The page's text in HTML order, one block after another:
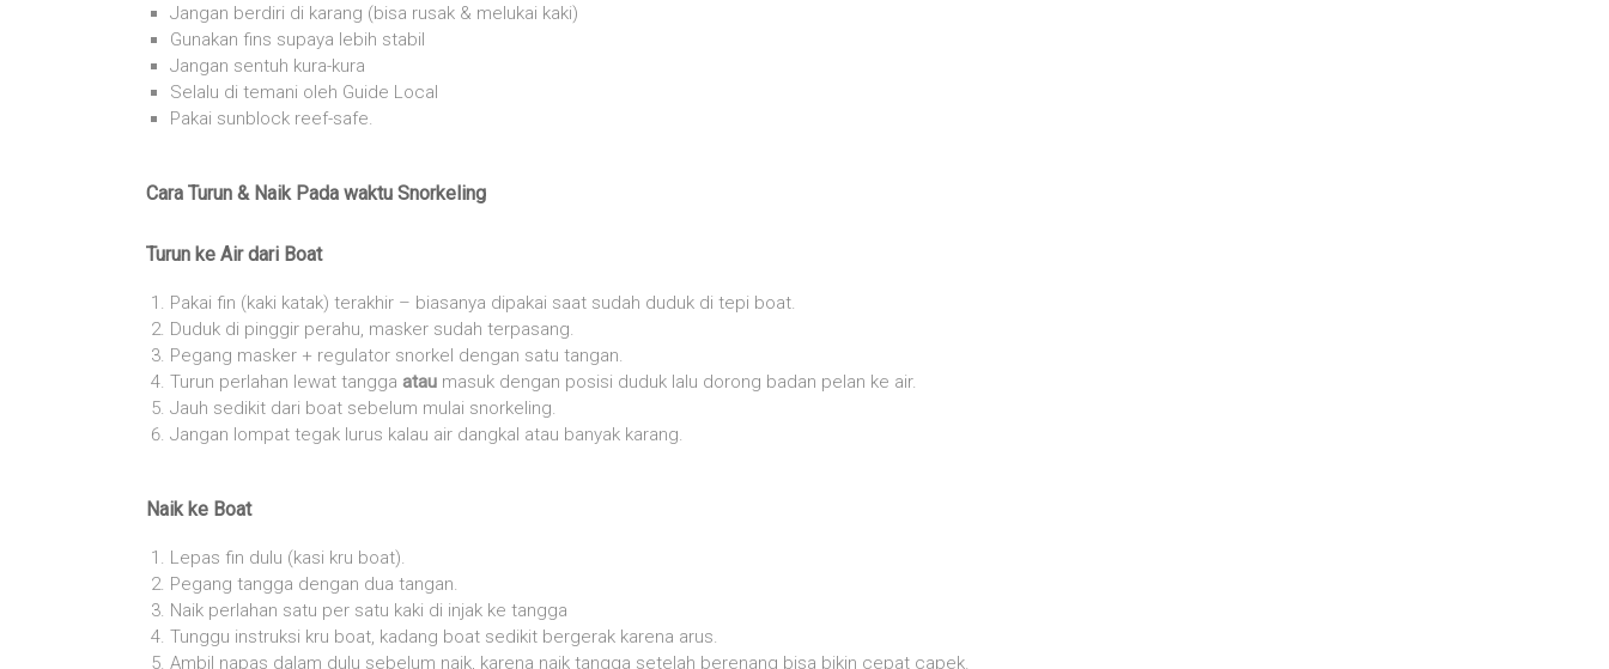
Jangan berdiri di karang (bisa rusak & melukai kaki)
Gunakan fins supaya lebih stabil
Jangan sentuh kura-kura
Selalu di temani oleh Guide Local
Pakai sunblock reef-safe.
Cara Turun & Naik Pada waktu Snorkeling
Turun ke Air dari Boat
Pakai fin (kaki katak) terakhir – biasanya dipakai saat sudah duduk di tepi boat.
Duduk di pinggir perahu, masker sudah terpasang.
Pegang masker + regulator snorkel dengan satu tangan.
Turun perlahan lewat tangga atau masuk dengan posisi duduk lalu dorong badan pelan ke air.
Jauh sedikit dari boat sebelum mulai snorkeling.
Jangan lompat tegak lurus kalau air dangkal atau banyak karang.
Naik ke Boat
Lepas fin dulu (kasi kru boat).
Pegang tangga dengan dua tangan.
Naik perlahan satu per satu kaki di injak ke tangga
Tunggu instruksi kru boat, kadang boat sedikit bergerak karena arus.
Ambil napas dalam dulu sebelum naik, karena naik tangga setelah berenang bisa bikin cepat capek.